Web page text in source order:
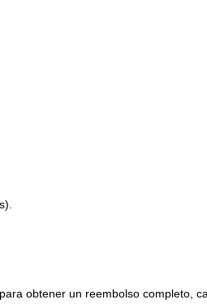
obtener un reembolso completo,